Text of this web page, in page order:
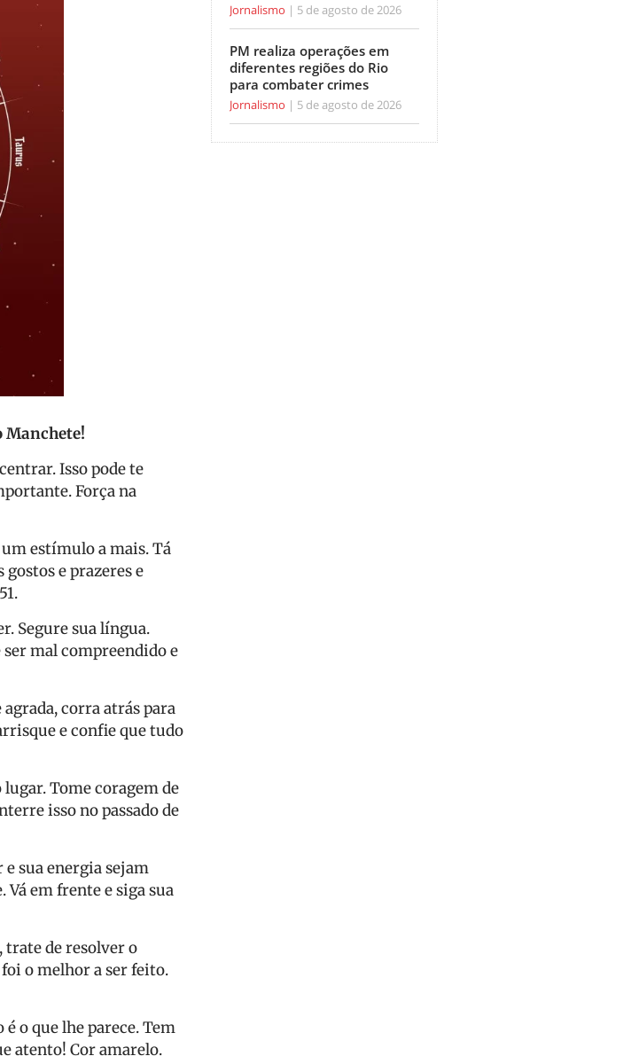
Manchete!
Isso pode te
Força na
estímulo a mais. Tá
e prazeres e
Segure sua língua.
mal compreendido e
corra atrás para
e confie que tudo
lugar. Tome coragem de
isso no passado de
e sua energia sejam
Vá em frente e siga sua
trate de resolver o
o melhor a ser feito.
o que lhe parece. Tem
atento! Cor amarelo.
Jornalismo 5 de agosto de 2026
PM realiza operações em
diferentes regiões do Rio
para combater crimes
Jornalismo 5 de agosto de 2026